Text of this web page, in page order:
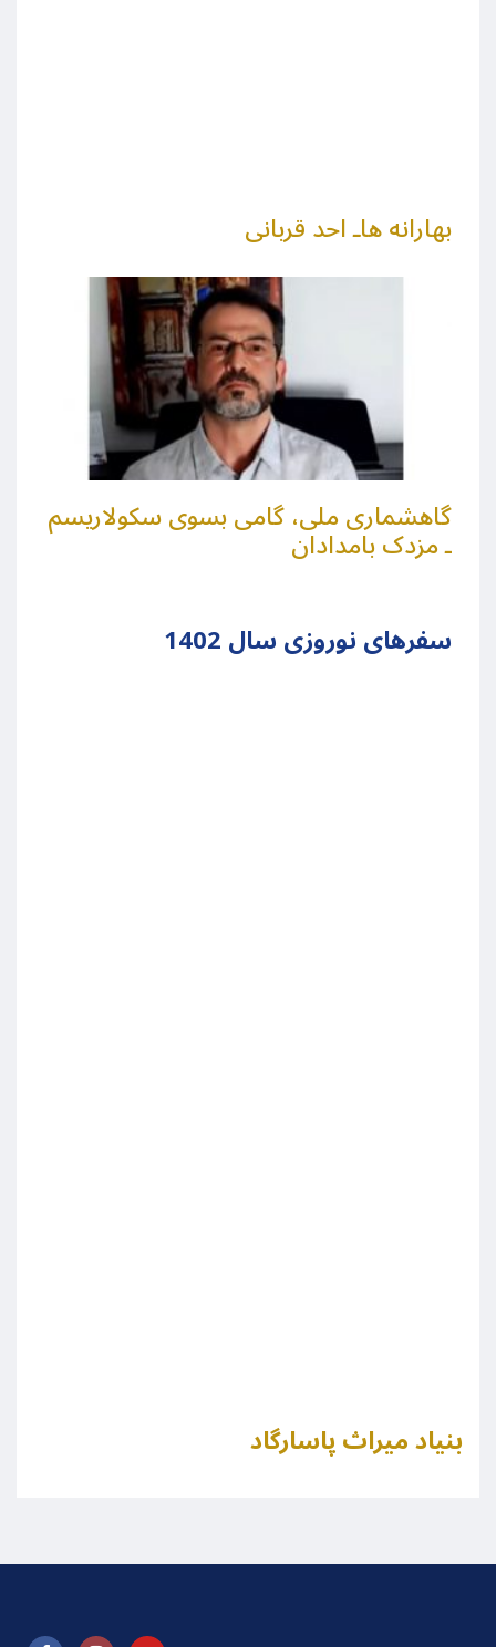
بهارانه هاـ احد قربانی
گاهشماری ملی، گامی بسوی سکولاریسم
ـ مزدک بامدادان
سفرهای نوروزی سال 1402
بنیاد میراث پاسارگاد